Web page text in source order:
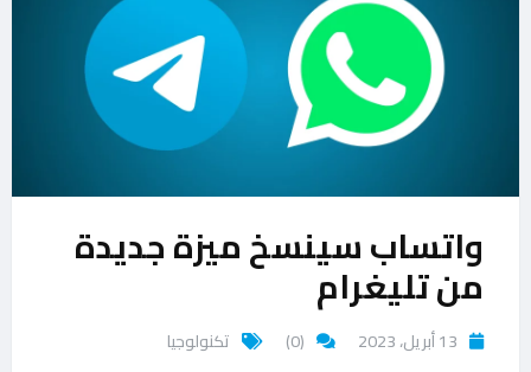
واتساب سينسخ ميزة جديدة
من تليغرام
13 أبريل، 2023 (0) تكنولوجيا